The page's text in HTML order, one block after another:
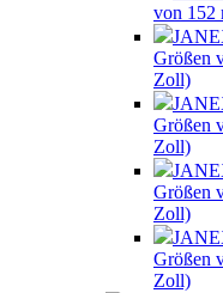
von 152
Größen
Zoll)
Größen
Zoll)
Größen
Zoll)
Größen
Zoll)